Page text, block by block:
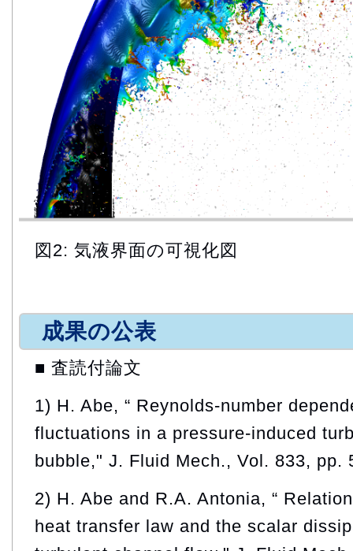
図2: 気液界面の可視化図
成果の公表
■ 査読付論文
1) H. Abe, “ Reynolds-number
fluctuations in a pressure-induced
bubble," J. Fluid Mech., Vol. 833, pp.
2) H. Abe and R.A. Antonia, “
heat transfer law and the scalar